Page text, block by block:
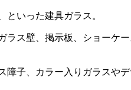
いった建具ガラス。
ス壁、掲示板、ショーケ
子、カラー入りガラスや